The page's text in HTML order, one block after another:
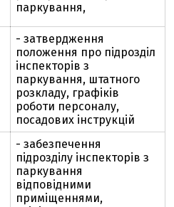
паркування,
- затвердження
положення про підрозділ
інспекторів з
паркування, штатного
розкладу, графіків
роботи персоналу,
посадових інструкцій
- забезпечення
підрозділу інспекторів з
паркування
відповідними
приміщеннями,